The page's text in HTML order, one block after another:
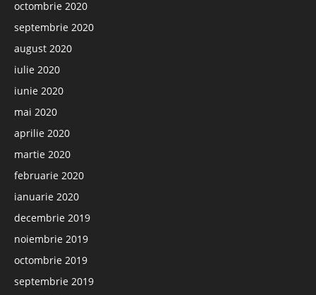
octombrie 2020
septembrie 2020
august 2020
iulie 2020
iunie 2020
mai 2020
aprilie 2020
martie 2020
februarie 2020
ianuarie 2020
decembrie 2019
noiembrie 2019
octombrie 2019
septembrie 2019